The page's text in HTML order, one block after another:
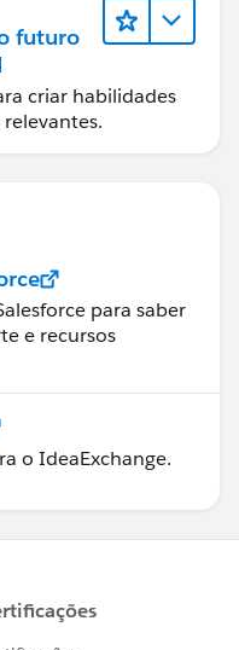
futuro
criar habilidades
para saber
e recursos
o IdeaExchange.